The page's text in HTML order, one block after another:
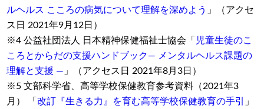
ルヘルス こころの病気について理解を深めよう 」（アクセ
ス日 2021年9月12日）
※4 公益社団法人 日本精神保健福祉士協会「 児童生徒のこ
ころとからだの支援ハンドブック― メンタルヘルス課題の
理解と支援 ― 」（アクセス日 2021年8月3日）
※5 文部科学省、高等学校保健教育参考資料（2021年3
月） 「改訂『生きる力』を育む高等学校保健教育の手引
」